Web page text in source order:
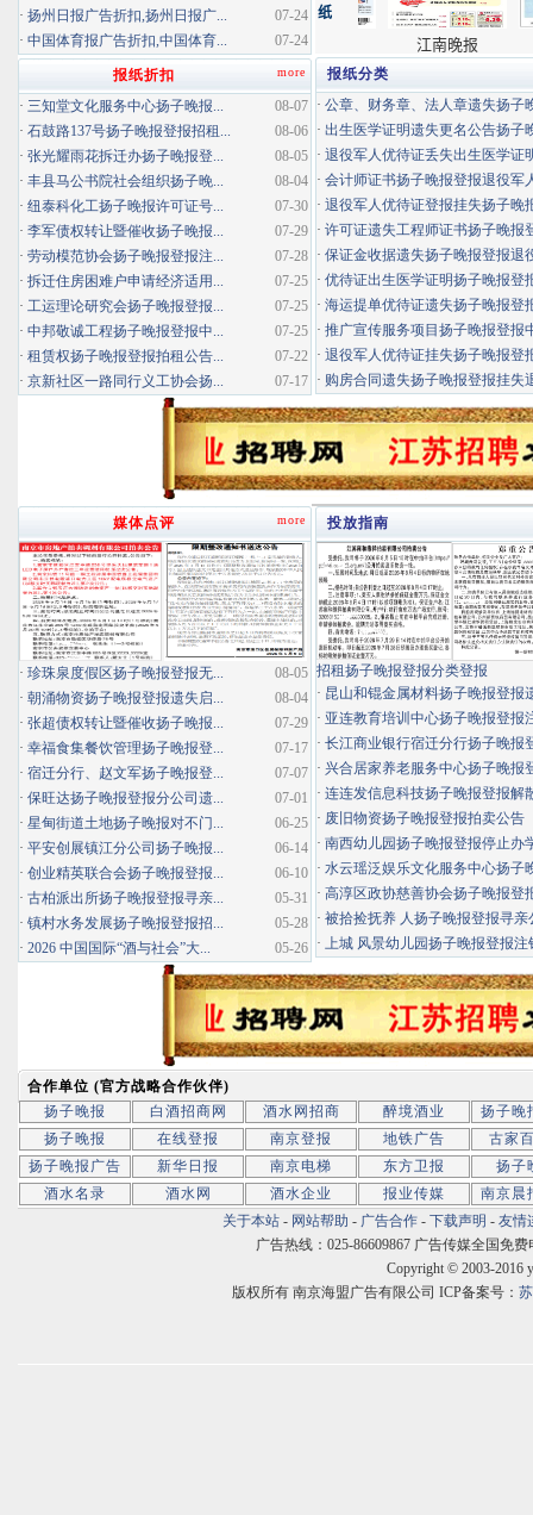
报纸分类
· 公章、财务章、法人章遗失扬子
· 出生医学证明遗失更名公告扬子
· 退役军人优待证丢失出生医学证
· 会计师证书扬子晚报登报退役军
· 退役军人优待证登报挂失扬子晚
· 许可证遗失工程师证书扬子晚报
· 保证金收据遗失扬子晚报登报退
· 优待证出生医学证明扬子晚报登
· 海运提单优待证遗失扬子晚报登
· 推广宣传服务项目扬子晚报登报
· 退役军人优待证挂失扬子晚报登
· 购房合同遗失扬子晚报登报挂失
07-24
· 扬州日报广告折扣,扬州日报广...
07-24
· 中国体育报广告折扣,中国体育...
more
报纸折扣
08-07
· 三知堂文化服务中心扬子晚报...
08-06
· 石鼓路137号扬子晚报登报招租...
08-05
· 张光耀雨花拆迁办扬子晚报登...
08-04
· 丰县马公书院社会组织扬子晚...
07-30
· 纽泰科化工扬子晚报许可证号...
07-29
· 李军债权转让暨催收扬子晚报...
07-28
· 劳动模范协会扬子晚报登报注...
07-25
· 拆迁住房困难户申请经济适用...
07-25
· 工运理论研究会扬子晚报登报...
07-25
· 中邦敬诚工程扬子晚报登报中...
07-22
· 租赁权扬子晚报登报拍租公告...
07-17
· 京新社区一路同行义工协会扬...
投放指南
招租扬子晚报登报分类登报
· 昆山和锟金属材料扬子晚报登报
· 亚连教育培训中心扬子晚报登报
· 长江商业银行宿迁分行扬子晚报
· 兴合居家养老服务中心扬子晚报
· 连连发信息科技扬子晚报登报解
· 废旧物资扬子晚报登报拍卖公告
· 南西幼儿园扬子晚报登报停止办
· 水云瑶泛娱乐文化服务中心扬子
· 高淳区政协慈善协会扬子晚报登
· 被拾捡抚养 人扬子晚报登报寻亲
· 上城 风景幼儿园扬子晚报登报注
more
媒体点评
08-05
· 珍珠泉度假区扬子晚报登报无...
08-04
· 朝涌物资扬子晚报登报遗失启...
07-29
· 张超债权转让暨催收扬子晚报...
07-17
· 幸福食集餐饮管理扬子晚报登...
07-07
· 宿迁分行、赵文军扬子晚报登...
07-01
· 保旺达扬子晚报登报分公司遗...
06-25
· 星甸街道土地扬子晚报对不门...
06-14
· 平安创展镇江分公司扬子晚报...
06-10
· 创业精英联合会扬子晚报登报...
05-31
· 古柏派出所扬子晚报登报寻亲...
05-28
· 镇村水务发展扬子晚报登报招...
05-26
· 2026 中国国际“酒与社会”大...
合作单位 (官方战略合作伙伴)
扬子晚报
白酒招商网 酒水网招商 醉境酒业
扬子晚
扬子晚报
在线登报 南京登报 地铁广告
古家
扬子晚报广告
新华日报 南京电梯 东方卫报
扬子
酒水名录
酒水网 酒水企业 报业传媒
南京晨
关于本站 - 网站帮助 - 广告合作 - 下载声明 - 友情
广告热线：025-86609867 广告传媒全国免费
Copyright © 2003-2016
版权所有 南京海盟广告有限公司 ICP备案号：